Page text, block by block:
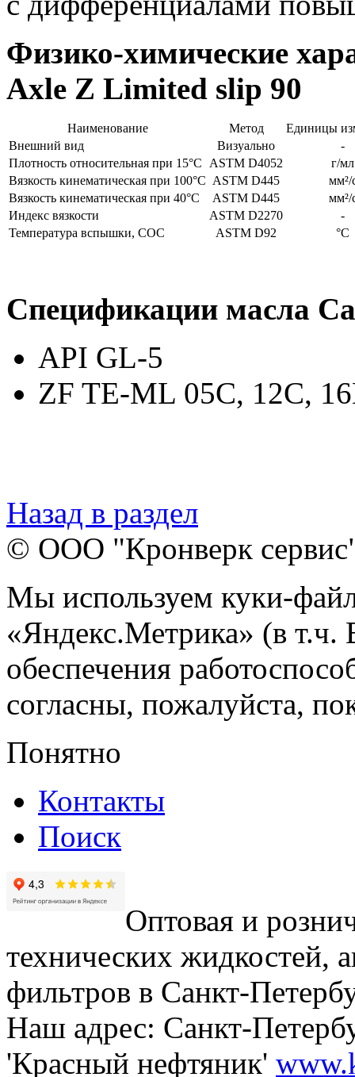
Физико-химические
Axle Z Limited slip 90
Наименование Метод
Единицы
Внешний вид
Визуально
-
Плотность относительная при 15°C
ASTM D4052
г/мл
Вязкость кинематическая при 100°C ASTM D445
мм²/
Вязкость кинематическая при 40°C
ASTM D445
мм²/
Индекс вязкости
ASTM D2270
-
Температура вспышки, COC
ASTM D92 °C
Спецификации масла
API GL-5
ZF TE-ML 05C, 12C,
Назад в раздел
© ООО "Кронверк
Мы используем куки-
«Яндекс.Метрика» (в т.ч.
обеспечения
согласны, пожалуйста,
Понятно
Контакты
Поиск
Оптовая и
технических жидкостей,
фильтров в Санкт-
Наш адрес: Санкт-
'Красный нефтяник'